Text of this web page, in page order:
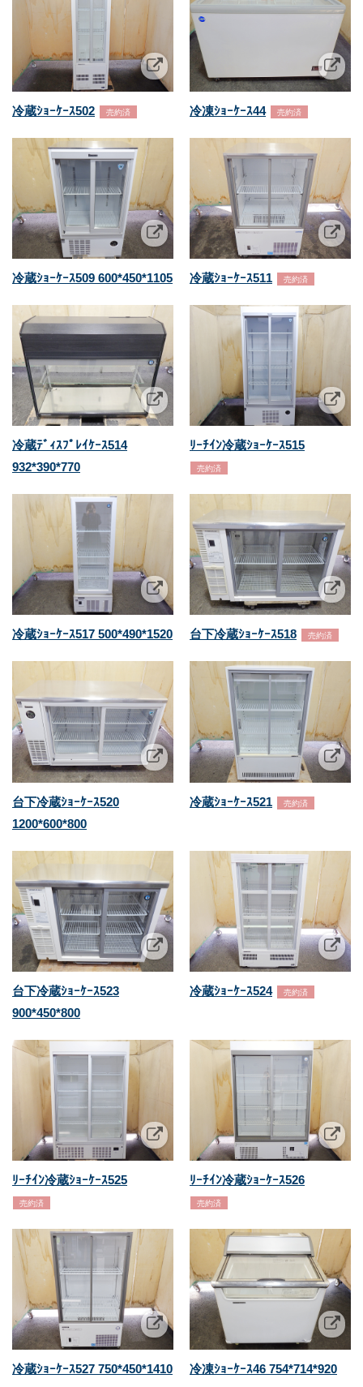
冷蔵ｼｮｰｹｰｽ502 売約済 冷凍ｼｮｰｹｰｽ44 売約済
冷蔵ｼｮｰｹｰｽ509 600*450*1105 冷蔵ｼｮｰｹｰｽ511 売約済
冷蔵ﾃﾞｨｽﾌﾟﾚｲｹｰｽ514
932*390*770
ﾘｰﾁｲﾝ冷蔵ｼｮｰｹｰｽ515
売約済
冷蔵ｼｮｰｹｰｽ517 500*490*1520 台下冷蔵ｼｮｰｹｰｽ518 売約済
台下冷蔵ｼｮｰｹｰｽ520
1200*600*800
冷蔵ｼｮｰｹｰｽ521 売約済
台下冷蔵ｼｮｰｹｰｽ523
900*450*800
冷蔵ｼｮｰｹｰｽ524 売約済
ﾘｰﾁｲﾝ冷蔵ｼｮｰｹｰｽ525
売約済
ﾘｰﾁｲﾝ冷蔵ｼｮｰｹｰｽ526
売約済
冷蔵ｼｮｰｹｰｽ527 750*450*1410 冷凍ｼｮｰｹｰｽ46 754*714*920